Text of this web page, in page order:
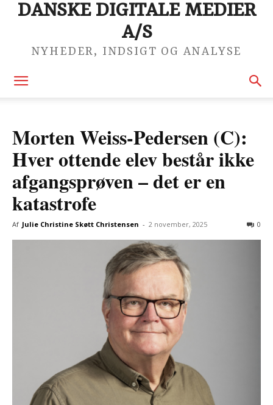
DANSKE DIGITALE MEDIER
A/S
NYHEDER, INDSIGT OG ANALYSE
Morten Weiss-Pedersen (C):
Hver ottende elev består ikke
afgangsprøven – det er en
katastrofe
Af Julie Christine Skøtt Christensen - 2 november, 2025 0